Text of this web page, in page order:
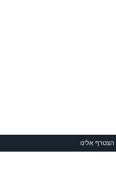
הצטרף אלינו